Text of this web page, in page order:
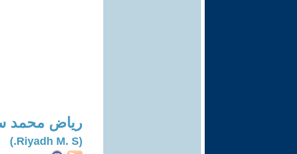
رياض محمد
(Riyadh M. S.)